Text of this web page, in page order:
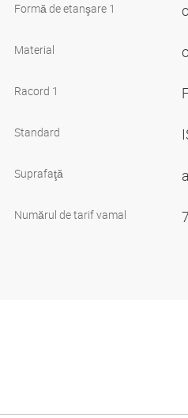
Formă de etanşare 1
Material
Racord 1
Standard
Suprafaţă
Numărul de tarif vamal